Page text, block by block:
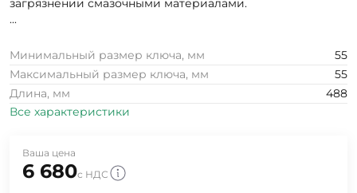
загрязнении смазочными материалами.
...
Минимальный размер ключа, мм
55
Максимальный размер ключа, мм
55
Длина, мм
488
Все характеристики
Ваша цена
6 680с НДС